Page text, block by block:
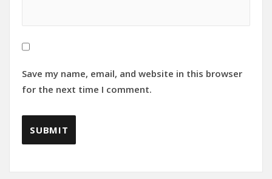
Save my name, email, and website in this browser
for the next time I comment.